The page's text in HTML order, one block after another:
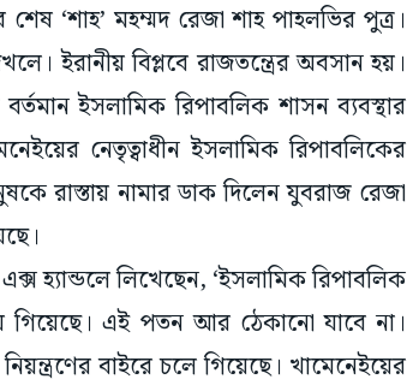
‘শাহ’ মহম্মদ রেজা শাহ পাহলভির পুত্র।
ইরানীয় বিপ্লবে রাজতন্ত্রের অবসান হয়।
ইসলামিক রিপাবলিক শাসন ব্যবস্থার
নেতৃত্বাধীন ইসলামিক রিপাবলিকের
রাস্তায় নামার ডাক দিলেন যুবরাজ রেজা
হ্যান্ডলে লিখেছেন, ‘ইসলামিক রিপাবলিক
এই পতন আর ঠেকানো যাবে না।
বাইরে চলে গিয়েছে। খামেনেইয়ের